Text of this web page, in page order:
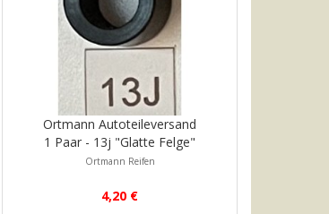
Ortmann Autoteileversand
1 Paar - 13j "Glatte Felge"
Ortmann Reifen
4,20 €